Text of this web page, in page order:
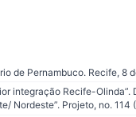
de Pernambuco. Recife, 8
integração Recife-Olinda”.
Nordeste”. Projeto, no. 114